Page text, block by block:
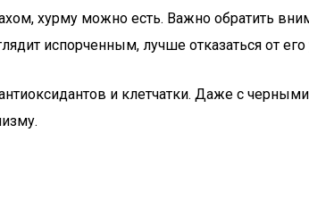
хурму можно есть. Важно обратить
испорченным, лучше отказаться от его
и клетчатки. Даже с